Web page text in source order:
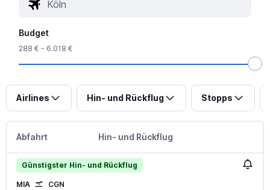
Budget
288 € - 6.018 €
Airlines Hin- und Rückflug Stopps
Abfahrt Hin- und Rückflug
Günstigster Hin- und Rückflug
MIA CGN